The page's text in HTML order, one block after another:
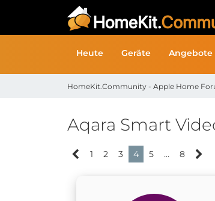
Heute Geräte Angebote
HomeKit.Community - Apple Home
Aqara Smart
1 2 3 4 5 … 8